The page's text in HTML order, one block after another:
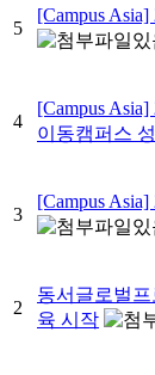
5
[Campus
4
[Campus
이동캠퍼스
3
[Campus
2
동서글로벌
육 시작